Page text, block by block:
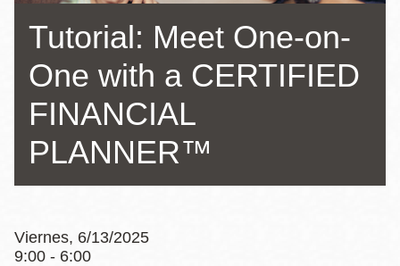
Tutorial: Meet One-on-
One with a CERTIFIED
FINANCIAL
PLANNER™
Viernes, 6/13/2025
9:00 - 6:00